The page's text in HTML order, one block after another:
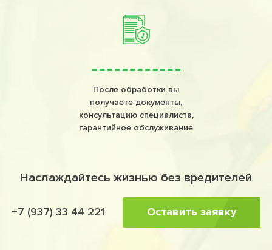
После обработки вы
получаете документы,
консультацию специалиста,
гарантийное обслуживание
Наслаждайтесь жизнью без вредителей
+7 (937) 33 44 221 Оставить заявку